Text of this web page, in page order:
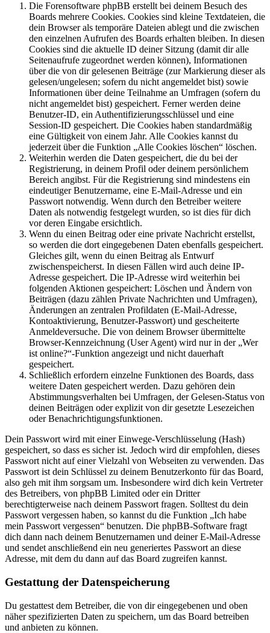
Die Forensoftware phpBB erstellt bei deinem Besuch des
Boards mehrere Cookies. Cookies sind kleine Textdateien, die
dein Browser als temporäre Dateien ablegt und die zwischen
den einzelnen Aufrufen des Boards erhalten bleiben. In diesen
Cookies sind die aktuelle ID deiner Sitzung (damit dir alle
Seitenaufrufe zugeordnet werden können), Informationen
über die von dir gelesenen Beiträge (zur Markierung dieser als
gelesen/ungelesen; sofern du nicht angemeldet bist) sowie
Informationen über deine Teilnahme an Umfragen (sofern du
nicht angemeldet bist) gespeichert. Ferner werden deine
Benutzer-ID, ein Authentifizierungsschlüssel und eine
Session-ID gespeichert. Die Cookies haben standardmäßig
eine Gültigkeit von einem Jahr. Alle Cookies kannst du
jederzeit über die Funktion „Alle Cookies löschen“ löschen.
Weiterhin werden die Daten gespeichert, die du bei der
Registrierung, in deinem Profil oder deinem persönlichem
Bereich angibst. Für die Registrierung sind mindestens ein
eindeutiger Benutzername, eine E-Mail-Adresse und ein
Passwort notwendig. Wenn durch den Betreiber weitere
Daten als notwendig festgelegt wurden, so ist dies für dich
vor deren Eingabe ersichtlich.
Wenn du einen Beitrag oder eine private Nachricht erstellst,
so werden die dort eingegebenen Daten ebenfalls gespeichert.
Gleiches gilt, wenn du einen Beitrag als Entwurf
zwischenspeicherst. In diesen Fällen wird auch deine IP-
Adresse gespeichert. Die IP-Adresse wird weiterhin bei
folgenden Aktionen gespeichert: Löschen und Ändern von
Beiträgen (dazu zählen Private Nachrichten und Umfragen),
Änderungen an zentralen Profildaten (E-Mail-Adresse,
Kontoaktivierung, Benutzer-Passwort) und gescheiterte
Anmeldeversuche. Die von deinem Browser übermittelte
Browser-Kennzeichnung (User Agent) wird nur in der „Wer
ist online?“-Funktion angezeigt und nicht dauerhaft
gespeichert.
Schließlich erfordern einzelne Funktionen des Boards, dass
weitere Daten gespeichert werden. Dazu gehören dein
Abstimmungsverhalten bei Umfragen, der Gelesen-Status von
deinen Beiträgen oder explizit von dir gesetzte Lesezeichen
oder Benachrichtigungsfunktionen.
Dein Passwort wird mit einer Einwege-Verschlüsselung (Hash)
gespeichert, so dass es sicher ist. Jedoch wird dir empfohlen, dieses
Passwort nicht auf einer Vielzahl von Webseiten zu verwenden. Das
Passwort ist dein Schlüssel zu deinem Benutzerkonto für das Board,
also geh mit ihm sorgsam um. Insbesondere wird dich kein Vertreter
des Betreibers, von phpBB Limited oder ein Dritter
berechtigterweise nach deinem Passwort fragen. Solltest du dein
Passwort vergessen haben, so kannst du die Funktion „Ich habe
mein Passwort vergessen“ benutzen. Die phpBB-Software fragt
dich dann nach deinem Benutzernamen und deiner E-Mail-Adresse
und sendet anschließend ein neu generiertes Passwort an diese
Adresse, mit dem du dann auf das Board zugreifen kannst.
Gestattung der Datenspeicherung
Du gestattest dem Betreiber, die von dir eingegebenen und oben
näher spezifizierten Daten zu speichern, um das Board betreiben
und anbieten zu können.